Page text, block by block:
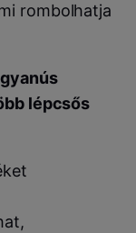
rombolhatja
lépcsős